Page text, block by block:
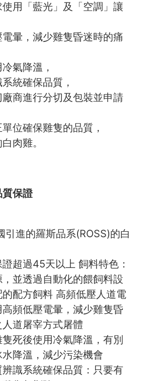
用「藍光」及「空調」讓
暈，減少雞隻昏迷時的痛
氣降溫，
統確保品質，
商進行分切及包裝並申請
位確保雞隻的品質，
肉雞。
保證
引進的羅斯品系(ROSS)的白
超過45天以上 飼料特色：
並透過自動化的餵飼料設
配方飼料 高頻低壓人道電
頻低壓電暈，減少雞隻昏
道屠宰方式屠體
死後使用冷氣降溫，有別
降溫，減少污染機會
識系統確保品質：只要有